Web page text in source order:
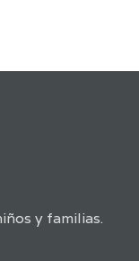
y familias.